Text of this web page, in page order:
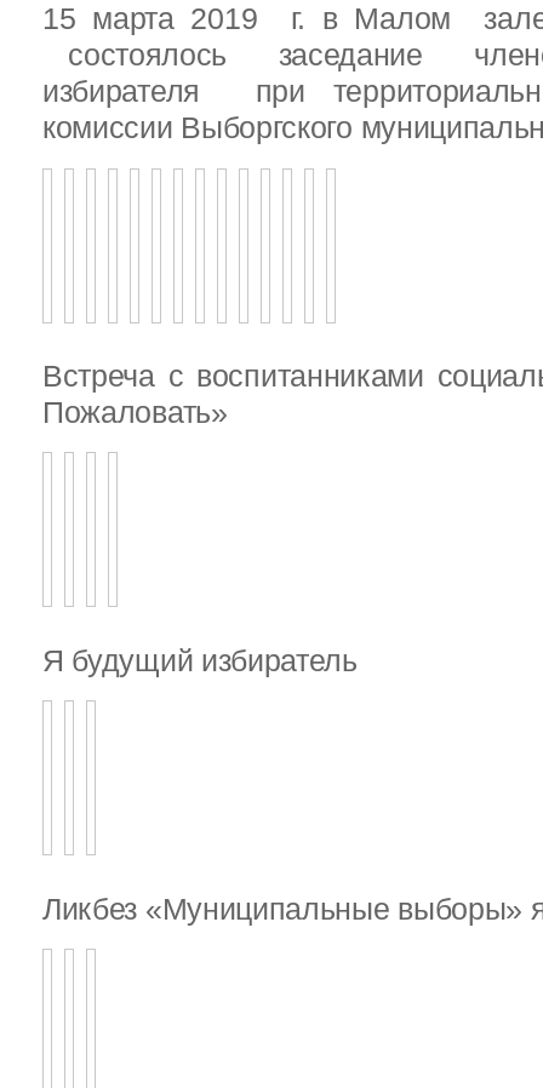
15 марта 2019 г. в Малом
состоялось заседание
избирателя при
комиссии Выборгского
Встреча с воспитанниками
Пожаловать»
Я будущий избиратель
Ликбез «Муниципальные выборы»